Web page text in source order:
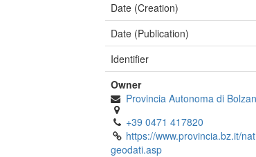
Date (Creation)
Date (Publication)
Identifier
Owner
Provincia Autonoma di
+39 0471 417820
https://www.provincia.bz.it/
geodati.asp